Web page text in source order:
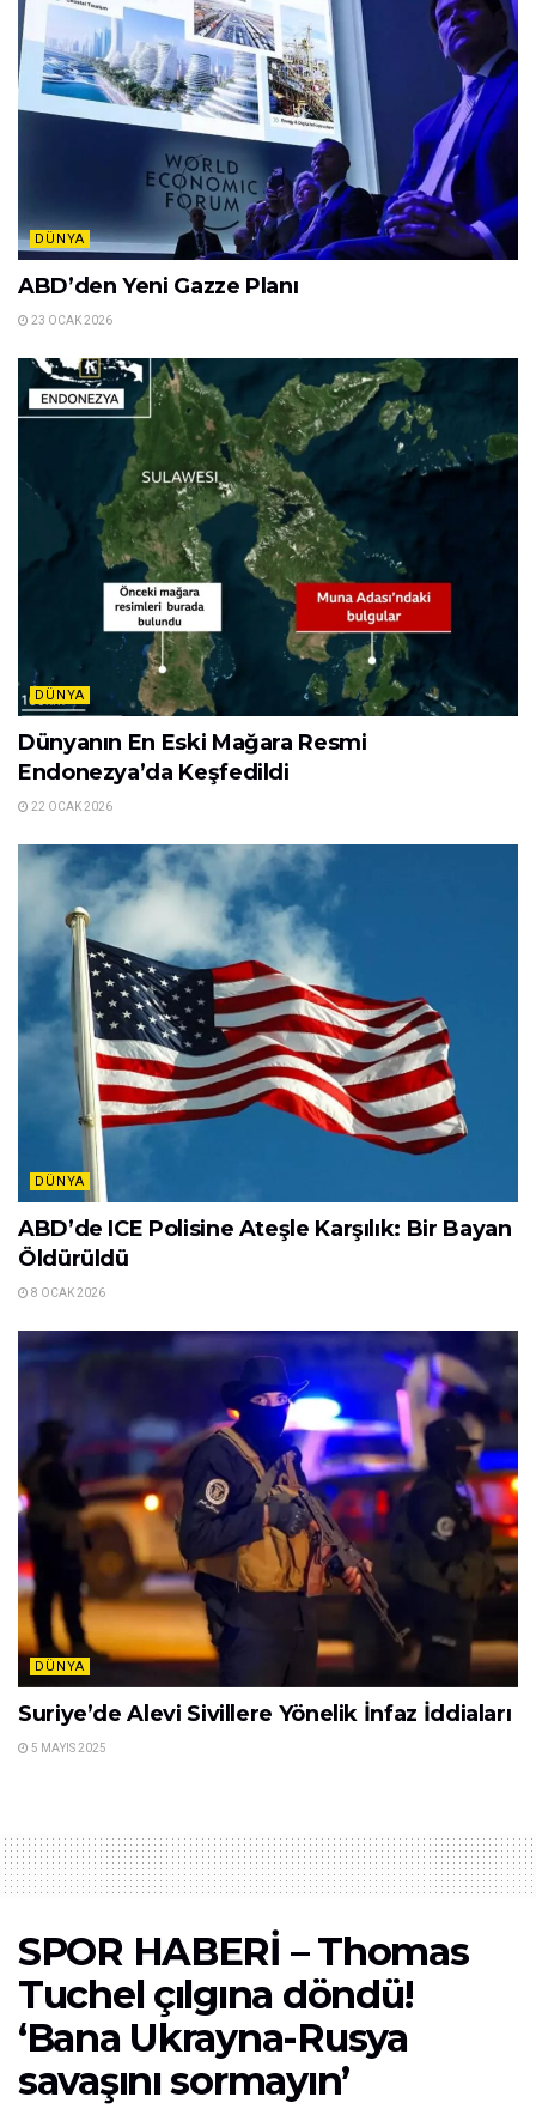
DÜNYA
ABD’den Yeni Gazze Planı
23 OCAK 2026
DÜNYA
Dünyanın En Eski Mağara Resmi
Endonezya’da Keşfedildi
22 OCAK 2026
DÜNYA
ABD’de ICE Polisine Ateşle Karşılık: Bir Bayan
Öldürüldü
8 OCAK 2026
DÜNYA
Suriye’de Alevi Sivillere Yönelik İnfaz İddiaları
5 MAYIS 2025
SPOR HABERİ – Thomas
Tuchel çılgına döndü!
‘Bana Ukrayna-Rusya
savaşını sormayın’